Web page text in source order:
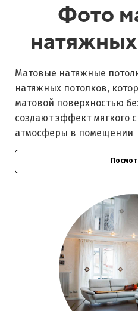
Фото
Матовые натяжные
натяжных потолков,
матовой поверхностью
создают эффект мягкого
атмосферы в помещении